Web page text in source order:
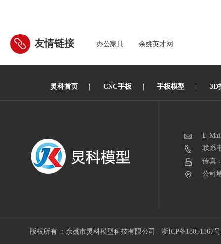
友情链接 办公家具 余姚英才网
炅科首页 CNC手板 手板模型 3D
E-
联系
传真
公司
版权所有 ：余姚市炅科模型科技有限公司 浙ICP备18051167